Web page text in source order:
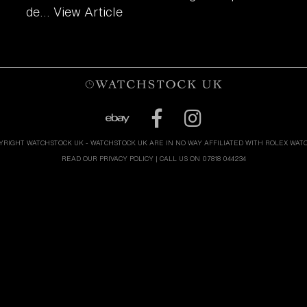
de...View Article
WATCHSTOCK UK - WATCHSTOCK UK ARE IN NO WAY AFFILIATED WITH ROLEX
READ OUR PRIVACY POLICY | CALL US ON 07818 044234